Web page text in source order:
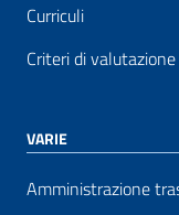
Curriculi
Criteri di valutazione
VARIE
Amministrazione